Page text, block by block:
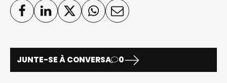
JUNTE-SE À CONVERSA 0